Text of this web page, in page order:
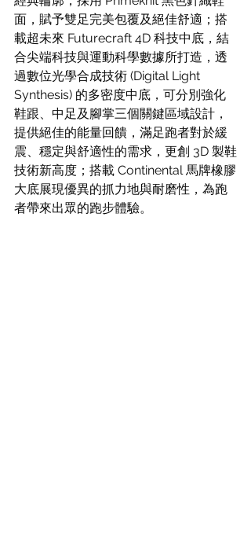
面，賦予雙足完美包覆及絕佳舒適；搭
載超未來 Futurecraft 4D 科技中底，結
合尖端科技與運動科學數據所打造，透
過數位光學合成技術 (Digital Light
Synthesis) 的多密度中底，可分別強化
鞋跟、中足及腳掌三個關鍵區域設計，
提供絕佳的能量回饋，滿足跑者對於緩
震、穩定與舒適性的需求，更創 3D 製鞋
技術新高度；搭載 Continental 馬牌橡膠
大底展現優異的抓力地與耐磨性，為跑
者帶來出眾的跑步體驗。